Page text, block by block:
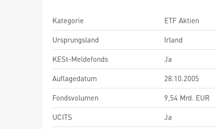
Kategorie
ETF Aktien
Ursprungsland
Irland
KESt-Meldefonds
Ja
Auflagedatum
28.10.2005
Fondsvolumen
9,54 Mrd. EUR
UCITS
Ja